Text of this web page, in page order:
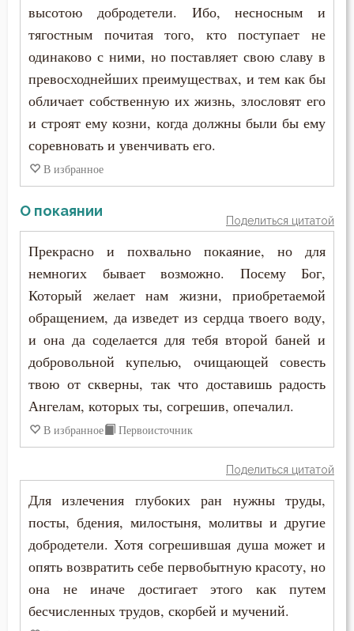
высотою добродетели. Ибо, несносным и
тягостным почитая того, кто поступает не
одинаково с ними, но поставляет свою славу в
превосходнейших преимуществах, и тем как бы
обличает собственную их жизнь, злословят его
и строят ему козни, когда должны были бы ему
соревновать и увенчивать его.
В избранное
О покаянии
Поделиться цитатой
Прекрасно и похвально покаяние, но для
немногих бывает возможно. Посему Бог,
Который желает нам жизни, приобретаемой
обращением, да изведет из сердца твоего воду,
и она да соделается для тебя второй баней и
добровольной купелью, очищающей совесть
твою от скверны, так что доставишь радость
Ангелам, которых ты, согрешив, опечалил.
В избранное Первоисточник
Поделиться цитатой
Для излечения глубоких ран нужны труды,
посты, бдения, милостыня, молитвы и другие
добродетели. Хотя согрешившая душа может и
опять возвратить себе первобытную красоту, но
она не иначе достигает этого как путем
бесчисленных трудов, скорбей и мучений.